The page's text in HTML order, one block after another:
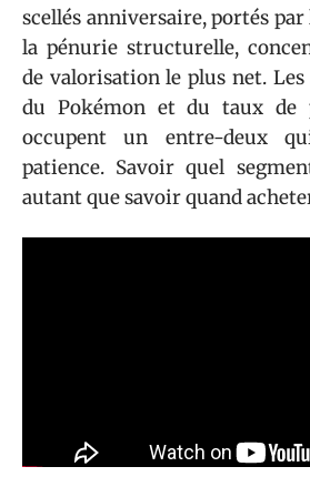
scellés anniversaire, portés
la pénurie structurelle,
de valorisation le plus net. Les
du Pokémon et du taux de
occupent un entre-deux
patience. Savoir quel
autant que savoir quand